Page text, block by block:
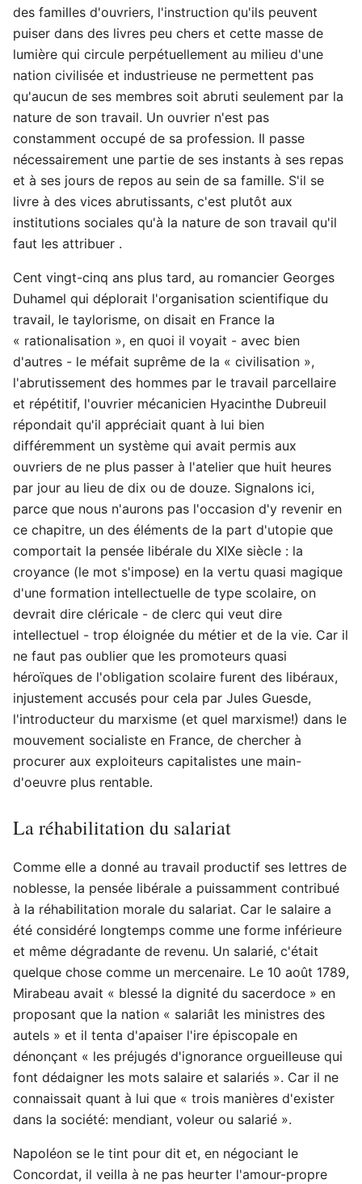
des familles d'ouvriers, l'instruction qu'ils peuvent
puiser dans des livres peu chers et cette masse de
lumière qui circule perpétuellement au milieu d'une
nation civilisée et industrieuse ne permettent pas
qu'aucun de ses membres soit abruti seulement par la
nature de son travail. Un ouvrier n'est pas
constamment occupé de sa profession. Il passe
nécessairement une partie de ses instants à ses repas
et à ses jours de repos au sein de sa famille. S'il se
livre à des vices abrutissants, c'est plutôt aux
institutions sociales qu'à la nature de son travail qu'il
faut les attribuer .
Cent vingt-cinq ans plus tard, au romancier Georges
Duhamel qui déplorait l'organisation scientifique du
travail, le taylorisme, on disait en France la
« rationalisation », en quoi il voyait - avec bien
d'autres - le méfait suprême de la « civilisation »,
l'abrutissement des hommes par le travail parcellaire
et répétitif, l'ouvrier mécanicien Hyacinthe Dubreuil
répondait qu'il appréciait quant à lui bien
différemment un système qui avait permis aux
ouvriers de ne plus passer à l'atelier que huit heures
par jour au lieu de dix ou de douze. Signalons ici,
parce que nous n'aurons pas l'occasion d'y revenir en
ce chapitre, un des éléments de la part d'utopie que
comportait la pensée libérale du XIXe siècle : la
croyance (le mot s'impose) en la vertu quasi magique
d'une formation intellectuelle de type scolaire, on
devrait dire cléricale - de clerc qui veut dire
intellectuel - trop éloignée du métier et de la vie. Car il
ne faut pas oublier que les promoteurs quasi
héroïques de l'obligation scolaire furent des libéraux,
injustement accusés pour cela par Jules Guesde,
l'introducteur du marxisme (et quel marxisme!) dans le
mouvement socialiste en France, de chercher à
procurer aux exploiteurs capitalistes une main-
d'oeuvre plus rentable.
La réhabilitation du salariat
Comme elle a donné au travail productif ses lettres de
noblesse, la pensée libérale a puissamment contribué
à la réhabilitation morale du salariat. Car le salaire a
été considéré longtemps comme une forme inférieure
et même dégradante de revenu. Un salarié, c'était
quelque chose comme un mercenaire. Le 10 août 1789,
Mirabeau avait « blessé la dignité du sacerdoce » en
proposant que la nation « salariât les ministres des
autels » et il tenta d'apaiser l'ire épiscopale en
dénonçant « les préjugés d'ignorance orgueilleuse qui
font dédaigner les mots salaire et salariés ». Car il ne
connaissait quant à lui que « trois manières d'exister
dans la société: mendiant, voleur ou salarié ».
Napoléon se le tint pour dit et, en négociant le
Concordat, il veilla à ne pas heurter l'amour-propre